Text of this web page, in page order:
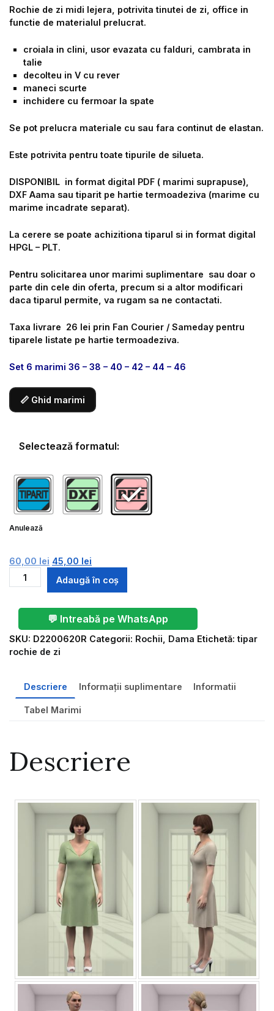
la
140,00 lei
până
la
Rochie de zi midi lejera, potrivita tinutei de zi, office in
functie de materialul prelucrat.
croiala in clini, usor evazata cu falduri, cambrata in
talie
decolteu in V cu rever
maneci scurte
inchidere cu fermoar la spate
Se pot prelucra materiale cu sau fara continut de elastan.
Este potrivita pentru toate tipurile de silueta.
DISPONIBIL in format digital PDF ( marimi suprapuse),
DXF Aama sau tiparit pe hartie termoadeziva (marime cu
marime incadrate separat).
La cerere se poate achizitiona tiparul si in format digital
HPGL – PLT.
Pentru solicitarea unor marimi suplimentare sau doar o
parte din cele din oferta, precum si a altor modificari
daca tiparul permite, va rugam sa ne contactati.
Taxa livrare 26 lei prin Fan Courier / Sameday pentru
tiparele listate pe hartie termoadeziva.
Set 6 marimi 36 – 38 – 40 – 42 – 44 – 46
📏 Ghid marimi
Selectează formatul:
Anulează
Prețul
inițial
a
60,00 lei.
60,00 lei Prețul
este:
45,00 lei
Cantitate
Rochie
D2200620R
Adaugă în coș
💬 Intreabă pe WhatsApp
SKU: D2200620R Categorii: Rochii Dama Etichetă:tipar
rochie de zi
Descriere Informații suplimentare Informatii
Tabel Marimi
Descriere